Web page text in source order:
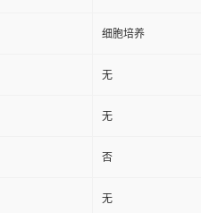
细胞培养
无
无
否
无